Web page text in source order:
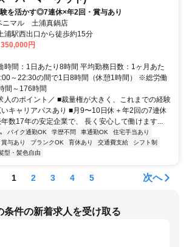
を活かす◎7連休×年2回・賞与あり
ニマル 土浦真鍋店
浦駅西出口から徒歩約15分
円
時間：1日あたり8時間 平均勤務日数：1ヶ月あた
～22:30の間で1日8時間（休憩1時間） ※総労働
間～176時間
人のポイント／ ■裁量権が大きく、これまでの経験
キャリアパスあり ■月9〜10日休＋年2回の7連休
数17年の安定企業で、 長く安心して働けます...
バイク通勤OK 学歴不問 車通勤OK
住宅手当あり
賞与あり ブランクOK 育休あり 交通費支給
シフト制
型・髪色自由
1 2 3 4 5 次へ
条件の新着求人を受け取る